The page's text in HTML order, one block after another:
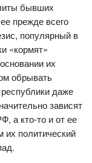
бывших
прежде всего
популярный в
«кормят»
их
обрывать
даже
зависят
а кто-то и от ее
политический